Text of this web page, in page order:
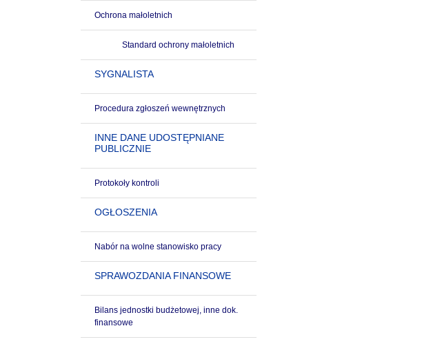
Ochrona małoletnich
Standard ochrony małoletnich
SYGNALISTA
Procedura zgłoszeń wewnętrznych
INNE DANE UDOSTĘPNIANE
PUBLICZNIE
Protokoły kontroli
OGŁOSZENIA
Nabór na wolne stanowisko pracy
SPRAWOZDANIA FINANSOWE
Bilans jednostki budżetowej, inne dok.
finansowe